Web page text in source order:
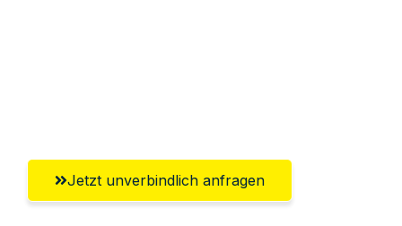
Jetzt unverbindlich anfragen